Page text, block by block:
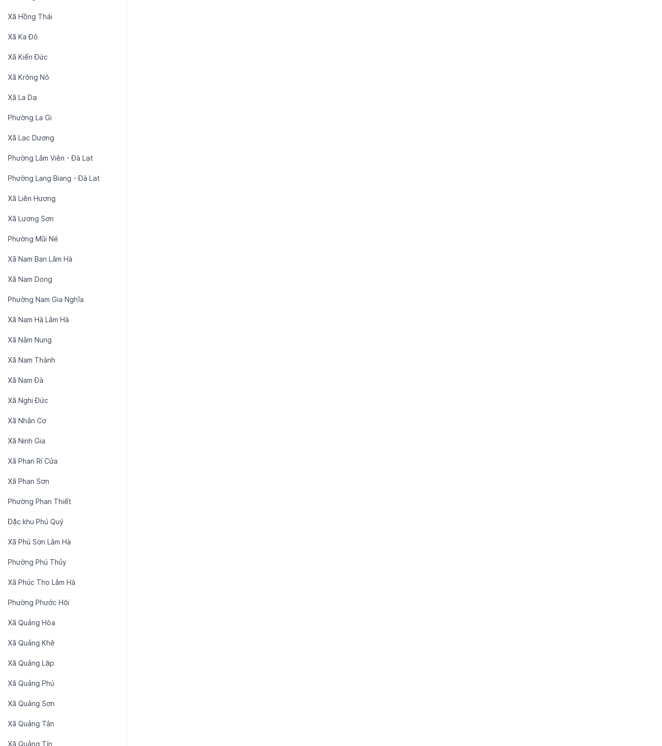
Xã Hồng Thái
Xã Ka Đô
Xã Kiến Đức
Xã Krông Nô
Xã La Dạ
Phường La Gi
Xã Lạc Dương
Phường Lâm Viên - Đà Lạt
Phường Lang Biang - Đà Lạt
Xã Liên Hương
Xã Lương Sơn
Phường Mũi Né
Xã Nam Ban Lâm Hà
Xã Nam Dong
Phường Nam Gia Nghĩa
Xã Nam Hà Lâm Hà
Xã Nâm Nung
Xã Nam Thành
Xã Nam Đà
Xã Nghị Đức
Xã Nhân Cơ
Xã Ninh Gia
Xã Phan Rí Cửa
Xã Phan Sơn
Phường Phan Thiết
Đặc khu Phú Quý
Xã Phú Sơn Lâm Hà
Phường Phú Thủy
Xã Phúc Thọ Lâm Hà
Phường Phước Hội
Xã Quảng Hòa
Xã Quảng Khê
Xã Quảng Lập
Xã Quảng Phú
Xã Quảng Sơn
Xã Quảng Tân
Xã Quảng Tín